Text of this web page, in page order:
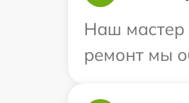
Наш мастер
ремонт мы